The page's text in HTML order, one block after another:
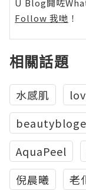
U Blog開咗
Follow 我哋 ！
相關話題
水感肌
AquaPeel
倪晨曦
老